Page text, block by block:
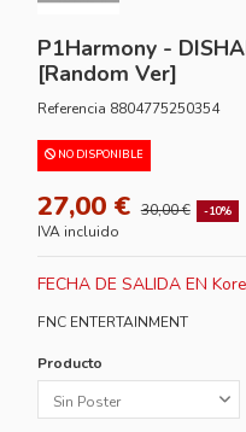
P1Harmony -
[Random Ver]
Referencia 8804775250354
NO DISPONIBLE
27,00 € 30,00 € -10%
IVA incluido
FECHA DE SALIDA EN
FNC ENTERTAINMENT
Producto